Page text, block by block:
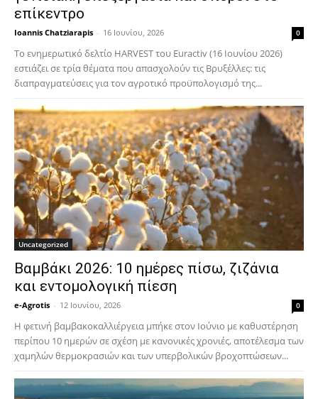
επίκεντρο
Ioannis Chatziarapis - 16 Ιουνίου, 2026 0
Το ενημερωτικό δελτίο HARVEST του Euractiv (16 Ιουνίου 2026)
εστιάζει σε τρία θέματα που απασχολούν τις Βρυξέλλες: τις
διαπραγματεύσεις για τον αγροτικό προϋπολογισμό της...
Uncategorized
Βαμβάκι 2026: 10 ημέρες πίσω, ζιζάνια
και εντομολογική πίεση
e-Agrotis - 12 Ιουνίου, 2026 0
Η φετινή βαμβακοκαλλιέργεια μπήκε στον Ιούνιο με καθυστέρηση
περίπου 10 ημερών σε σχέση με κανονικές χρονιές, αποτέλεσμα των
χαμηλών θερμοκρασιών και των υπερβολικών βροχοπτώσεων...